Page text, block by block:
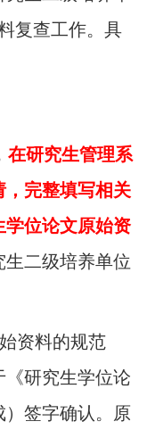
复查工作。具
在研究生管理系
，完整填写相关
学位论文原始资
生二级培养单位
资料的规范
研究生学位论
签字确认。原